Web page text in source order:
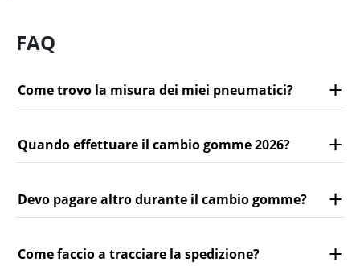
FAQ
Come trovo la misura dei miei pneumatici?
Quando effettuare il cambio gomme 2026?
Devo pagare altro durante il cambio gomme?
Come faccio a tracciare la spedizione?